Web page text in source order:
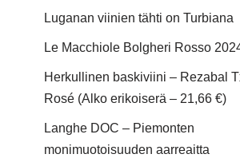
Luganan viinien tähti on Turbiana
Le Macchiole Bolgheri Rosso
Herkullinen baskiviini – Rezabal
Rosé (Alko erikoiserä – 21,66 €)
Langhe DOC – Piemonten
monimuotoisuuden aarreaitta